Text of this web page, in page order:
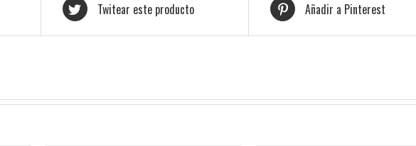
Twitear este producto Añadir a Pinterest